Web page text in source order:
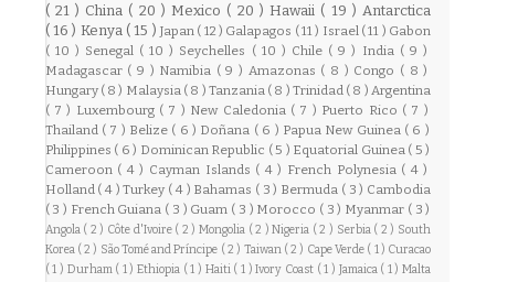
( 21 ) China ( 20 ) Mexico ( 20 ) Hawaii ( 19 )Antarctica
( 16 ) Kenya ( 15 ) Japan ( 12 ) Galapagos ( 11 ) Israel ( 11 ) Gabon
( 10 ) Senegal ( 10 ) Seychelles ( 10 ) Chile ( 9 ) India ( 9 )
Madagascar ( 9 ) Namibia ( 9 ) Amazonas ( 8 ) Congo ( 8 )
Hungary ( 8 ) Malaysia ( 8 ) Tanzania ( 8 ) Trinidad ( 8 )Argentina
( 7 ) Luxembourg ( 7 ) New Caledonia ( 7 ) Puerto Rico ( 7 )
Thailand ( 7 ) Belize ( 6 ) Doñana ( 6 ) Papua New Guinea ( 6 )
Philippines ( 6 ) Dominican Republic ( 5 ) Equatorial Guinea ( 5 )
Cameroon ( 4 ) Cayman Islands ( 4 ) French Polynesia ( 4 )
Holland ( 4 )Turkey ( 4 ) Bahamas ( 3 ) Bermuda ( 3 ) Cambodia
( 3 ) French Guiana ( 3 ) Guam ( 3 ) Morocco ( 3 ) Myanmar ( 3 )
Angola ( 2 ) Côte d'Ivoire ( 2 ) Mongolia ( 2 )Nigeria ( 2 ) Serbia ( 2 ) South
Korea ( 2 ) São Tomé and Príncipe ( 2 ) Taiwan ( 2 ) Cape Verde ( 1 ) Curacao
( 1 ) Durham ( 1 )Ethiopia ( 1 ) Haiti ( 1 )Ivory Coast ( 1 ) Jamaica ( 1 )Malta